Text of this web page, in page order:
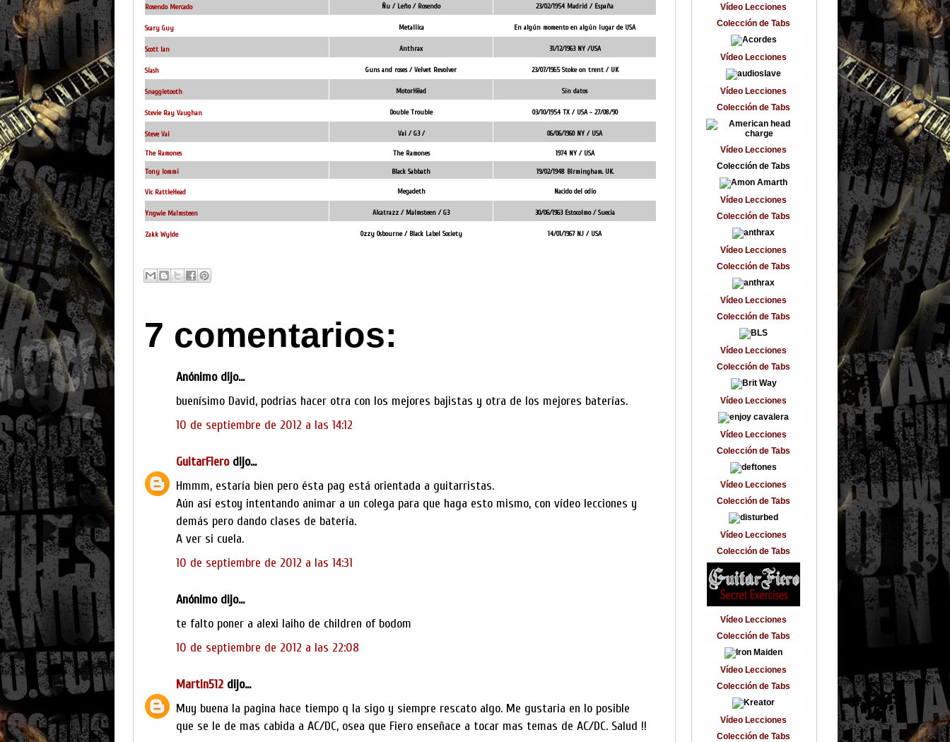
Rosendo Mercado Ñu / Leño / Rosendo 23/02/1954 Madrid / España
Scary Guy Metallica En algún momento en algún lugar de USA
Scott Ian Anthrax 31/12/1963 NY /USA
Slash Guns and roses / Velvet Revolver 23/07/1965 Stoke on trent / UK
Snaggletooth MotorHëad Sin datos
Stevie Ray Vaughan Double Trouble 03/10/1954 TX / USA - 27/08/90
Steve Vai Vai / G3 / 06/06/1960 NY / USA
The Ramones The Ramones 1974 NY / USA
Tony Iommi Black Sabbath 19/02/1948 Birmingham. UK.
Vic RattleHead Megadeth Nacido del odio
Yngwie Malmsteen Alcatrazz / Malmsteen / G3 30/06/1963 Estocolmo / Suecia
Zakk Wylde Ozzy Osbourne / Black Label Society 14/01/1967 NJ / USA
7 comentarios:
Anónimo dijo...
buenísimo David, podrias hacer otra con los mejores bajistas y otra de los mejores baterías.
10 de septiembre de 2012 a las 14:12
GuitarFierodijo...
Hmmm, estaría bien pero ésta pag está orientada a guitarristas.
Aún así estoy intentando animar a un colega para que haga esto mismo, con vídeo lecciones y
demás pero dando clases de batería.
A ver si cuela.
10 de septiembre de 2012 a las 14:31
Anónimo dijo...
te falto poner a alexi laiho de children of bodom
10 de septiembre de 2012 a las 22:08
Martin512 dijo...
Muy buena la pagina hace tiempo q la sigo y siempre rescato algo. Me gustaria en lo posible
que se le de mas cabida a AC/DC, osea que Fiero enseñace a tocar mas temas de AC/DC. Salud !!
Vídeo Lecciones
Colección de Tabs
Vídeo Lecciones
Vídeo Lecciones
Colección de Tabs
Vídeo Lecciones
Colección de Tabs
Vídeo Lecciones
Colección de Tabs
Vídeo Lecciones
Colección de Tabs
Vídeo Lecciones
Colección de Tabs
Vídeo Lecciones
Colección de Tabs
Vídeo Lecciones
Vídeo Lecciones
Colección de Tabs
Vídeo Lecciones
Colección de Tabs
Vídeo Lecciones
Colección de Tabs
Vídeo Lecciones
Colección de Tabs
Vídeo Lecciones
Colección de Tabs
Vídeo Lecciones
Colección de Tabs